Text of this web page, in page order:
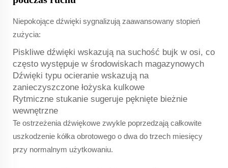
Niepokojące dźwięki sygnalizują zaawansowany stopień
zużycia:
Piskliwe dźwięki wskazują na suchość bujk w osi, co
często występuje w środowiskach magazynowych
Dźwięki typu ocieranie wskazują na
zanieczyszczone łożyska kulkowe
Rytmiczne stukanie sugeruje pęknięte bieżnie
wewnętrzne
Te ostrzeżenia dźwiękowe zwykle poprzedzają całkowite
uszkodzenie kółka obrotowego o dwa do trzech miesięcy
przy normalnym użytkowaniu.